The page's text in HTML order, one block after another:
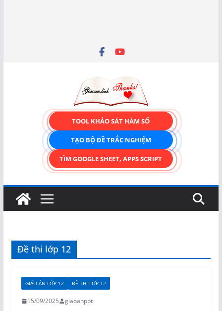
TOOL KHẢO SÁT HÀM SỐ
TẠO BỘ ĐỀ TRẮC NGHIỆM
TÌM GOOGLE SHEET, APPS SCRIPT
Đề thi lớp 12
GIÁO ÁN LỚP 12 ĐỀ THI LỚP 12
15/09/2025 giaoanppt